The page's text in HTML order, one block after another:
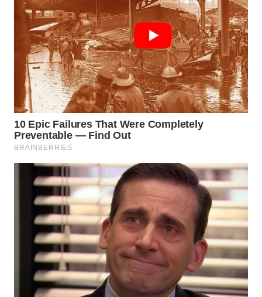
LANGKAT
WN
TAPANULI
SELATAN
WN
TANJUNG
WN
KARO
SIMALUNGUN
WN
LABUHANBATU
WN
TAPANULI